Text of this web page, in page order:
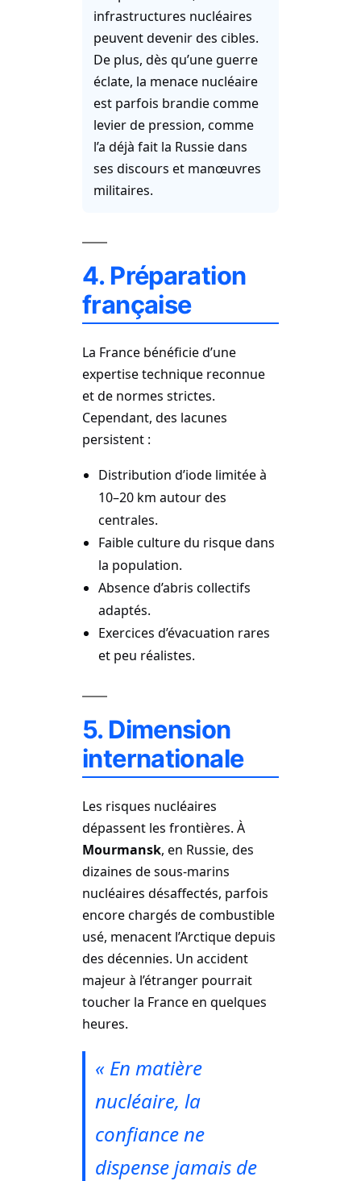
infrastructures nucléaires
peuvent devenir des cibles.
De plus, dès qu’une guerre
éclate, la menace nucléaire
est parfois brandie comme
levier de pression, comme
l’a déjà fait la Russie dans
ses discours et manœuvres
militaires.
4. Préparation
française
La France bénéficie d’une
expertise technique reconnue
et de normes strictes.
Cependant, des lacunes
persistent :
Distribution d’iode limitée à
10–20 km autour des
centrales.
Faible culture du risque dans
la population.
Absence d’abris collectifs
adaptés.
Exercices d’évacuation rares
et peu réalistes.
5. Dimension
internationale
Les risques nucléaires
dépassent les frontières. À
Mourmansk, en Russie, des
dizaines de sous-marins
nucléaires désaffectés, parfois
encore chargés de combustible
usé, menacent l’Arctique depuis
des décennies. Un accident
majeur à l’étranger pourrait
toucher la France en quelques
heures.
« En matière
nucléaire, la
confiance ne
dispense jamais de